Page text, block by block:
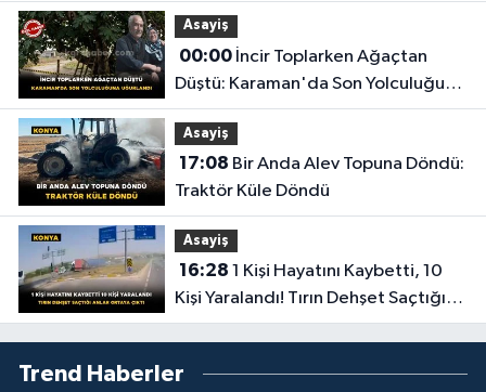
Asayiş
00:00İncir Toplarken Ağaçtan
Düştü: Karaman'da Son Yolculuğuna
Uğurlandı
Asayiş
17:08
Traktör Küle Döndü
Asayiş
16:28
Kişi Yaralandı! Tırın Dehşet Saçtığı
Anlar Ortaya Çıktı
Trend Haberler